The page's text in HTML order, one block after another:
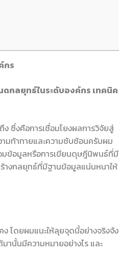
กร
กลยุทธ์ในระดับองค์กร เทคนิค
ซึ่งคือการเชื่อมโยงผลการวิจัยสู่
มท้าทายและความซับซ้อนครับผม
มข้อมูลหรือการเขียนดุษฎีนิพนธ์ที่มี
างกลยุทธ์ที่มีฐานข้อมูลแน่นหนาให้
โดยผมแนะให้ลุยจุดนี้อย่างจริงจัง
านั้นมีความหมายอย่างไร และ